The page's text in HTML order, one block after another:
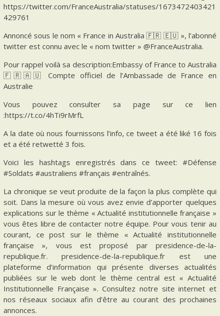
https://twitter.com/FranceAustralia/statuses/1673472403421
429761
Annoncé sous le nom « France in Australia 🇫🇷 🇪🇺 », l’abonné
twitter est connu avec le « nom twitter » @FranceAustralia.
Pour rappel voilà sa description:Embassy of France to Australia
🇫🇷🇦🇺 Compte officiel de l’Ambassade de France en
Australie
Vous pouvez consulter sa page sur ce lien
:https://t.co/4hTi9rMrfL
A la date où nous fournissons l’info, ce tweet a été liké 16 fois
et a été retwetté 3 fois.
Voici les hashtags enregistrés dans ce tweet: #Défense
#Soldats #australiens #français #entraînés.
La chronique se veut produite de la façon la plus complète qui
soit. Dans la mesure où vous avez envie d’apporter quelques
explications sur le thème « Actualité institutionnelle française »
vous êtes libre de contacter notre équipe. Pour vous tenir au
courant, ce post sur le thème « Actualité institutionnelle
française », vous est proposé par presidence-de-la-
republique.fr. presidence-de-la-republique.fr est une
plateforme d’information qui présente diverses actualités
publiées sur le web dont le thème central est « Actualité
Institutionnelle Française ». Consultez notre site internet et
nos réseaux sociaux afin d’être au courant des prochaines
annonces.